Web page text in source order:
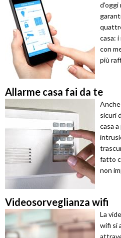
d'oggi
casa:
con
più
Allarme casa fai da te
sicuri
casa
fatto
non
Videosorveglianza wifi
La
wifi si